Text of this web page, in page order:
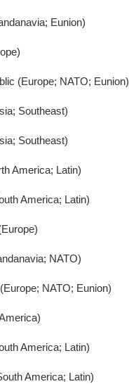
Eunion)
(Europe; NATO; Eunion)
Southeast)
Southeast)
America; Latin)
America; Latin)
NATO)
NATO; Eunion)
America; Latin)
America; Latin)